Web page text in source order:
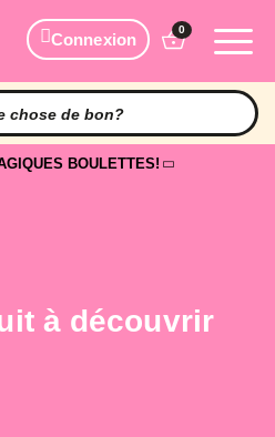
Connexion
0
BOULETTES!
à découvrir